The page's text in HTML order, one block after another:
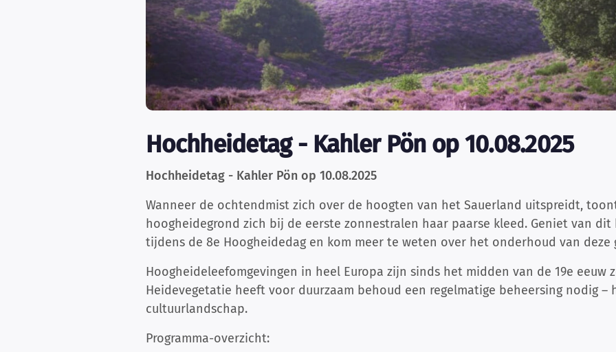
Hochheidetag - Kahler Pön op 10.08.2025
Hochheidetag - Kahler Pön op 10.08.2025
Wanneer de ochtendmist zich over de hoogten van het Sauerland uitspreidt,
hoogheidegrond zich bij de eerste zonnestralen haar paarse kleed. Geniet van
tijdens de 8e Hoogheidedag en kom meer te weten over het onderhoud van deze
Hoogheideleefomgevingen in heel Europa zijn sinds het midden van de 19e eeuw
Heidevegetatie heeft voor duurzaam behoud een regelmatige beheersing nodig –
cultuurlandschap.
Programma-overzicht: